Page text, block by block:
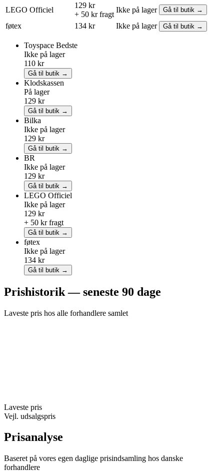
LEGO Officiel
129 kr
+ 50 kr fragt
Ikke på lager Gå til butik →
føtex 134 kr Ikke på lager Gå til butik →
Toyspace Bedste
Ikke på lager
110 kr
Gå til butik →
Klodskassen
På lager
129 kr
Gå til butik →
Bilka
Ikke på lager
129 kr
Gå til butik →
BR
Ikke på lager
129 kr
Gå til butik →
LEGO Officiel
Ikke på lager
129 kr
+ 50 kr fragt
Gå til butik →
føtex
Ikke på lager
134 kr
Gå til butik →
Prishistorik — seneste 90 dage
Laveste pris hos alle forhandlere samlet
Laveste pris
Vejl. udsalgspris
Prisanalyse
Baseret på vores egen daglige prisindsamling hos danske
forhandlere